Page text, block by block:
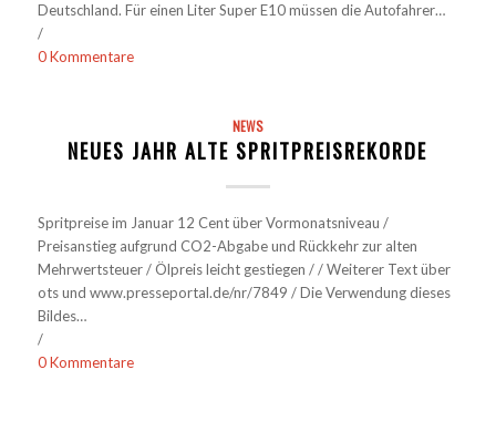
Deutschland. Für einen Liter Super E10 müssen die Autofahrer…
/
0 Kommentare
NEWS
NEUES JAHR ALTE SPRITPREISREKORDE
Spritpreise im Januar 12 Cent über Vormonatsniveau /
Preisanstieg aufgrund CO2-Abgabe und Rückkehr zur alten
Mehrwertsteuer / Ölpreis leicht gestiegen / / Weiterer Text über
ots und www.presseportal.de/nr/7849 / Die Verwendung dieses
Bildes…
/
0 Kommentare